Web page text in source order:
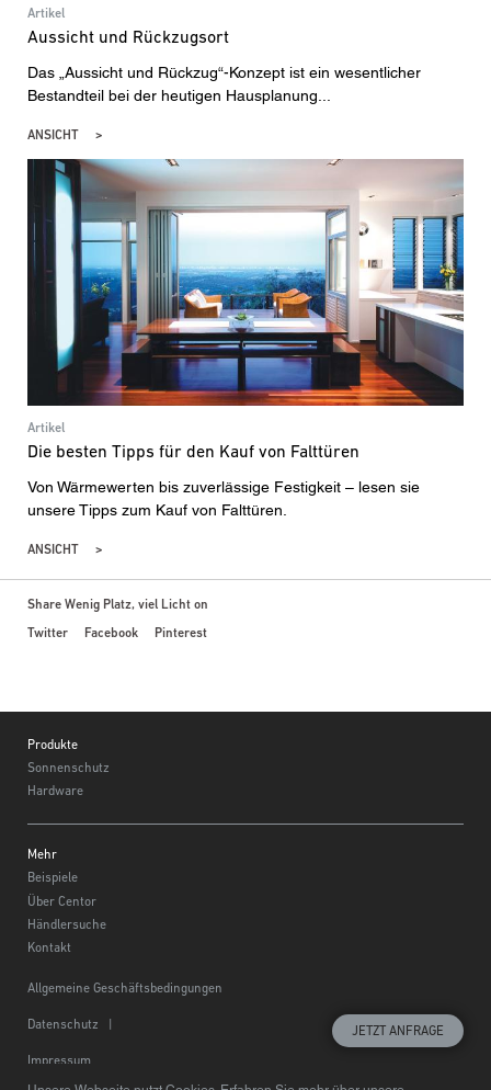
Artikel
Aussicht und Rückzugsort
Das „Aussicht und Rückzug“-Konzept ist ein wesentlicher
Bestandteil bei der heutigen Hausplanung...
ANSICHT
Artikel
Die besten Tipps für den Kauf von Falttüren
Von Wärmewerten bis zuverlässige Festigkeit – lesen sie
unsere Tipps zum Kauf von Falttüren.
ANSICHT
Share Wenig Platz, viel Licht on
Twitter
Facebook Pinterest
Produkte
Sonnenschutz
Hardware
Mehr
Beispiele
Über Centor
Händlersuche
Kontakt
Allgemeine Geschäftsbedingungen
Datenschutz
Impressum
JETZT ANFRAGE